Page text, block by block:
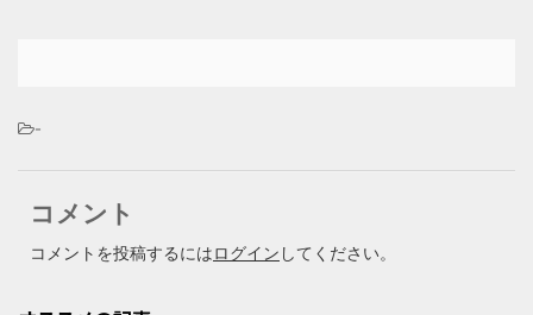
-
コメント
コメントを投稿するにはログイン してください。